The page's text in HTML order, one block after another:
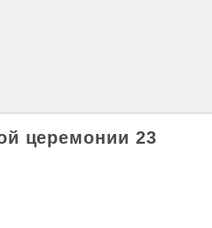
церемонии 23